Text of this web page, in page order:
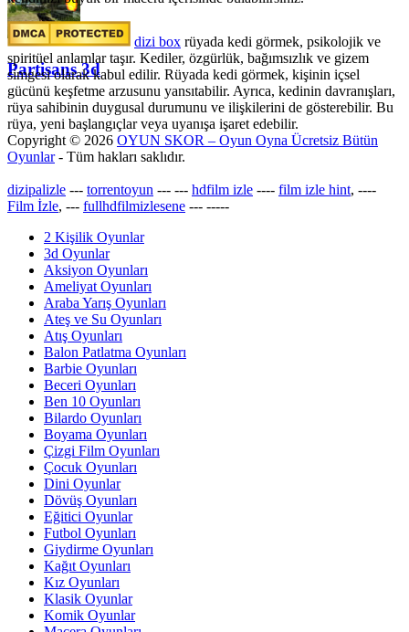
Partisans 3d
dizi box rüyada kedi görmek​, psikolojik ve
spiritüel anlamlar taşır. Kediler, özgürlük, bağımsızlık ve gizem
simgesi olarak kabul edilir. Rüyada kedi görmek, kişinin içsel
gücünü keşfetme arzusunu yansıtabilir. Ayrıca, kedinin davranışları,
rüya sahibinin duygusal durumunu ve ilişkilerini de gösterebilir. Bu
rüya, yeni başlangıçlar veya uyanışa işaret edebilir.
Copyright © 2026 OYUN SKOR – Oyun Oyna Ücretsiz Bütün
Oyunlar- Tüm hakları saklıdır.
dizipalizle --- torrentoyun --- --- hdfilm izle ---- film izle hint, ----
Film İzle, --- fullhdfilmizlesene --- -----
2 Kişilik Oyunlar
3d Oyunlar
Aksiyon Oyunları
Ameliyat Oyunları
Araba Yarış Oyunları
Ateş ve Su Oyunları
Atış Oyunları
Balon Patlatma Oyunları
Barbie Oyunları
Beceri Oyunları
Ben 10 Oyunları
Bilardo Oyunları
Boyama Oyunları
Çizgi Film Oyunları
Çocuk Oyunları
Dini Oyunlar
Dövüş Oyunları
Eğitici Oyunlar
Futbol Oyunları
Giydirme Oyunları
Kağıt Oyunları
Kız Oyunları
Klasik Oyunlar
Komik Oyunlar